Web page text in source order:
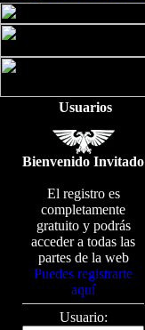
Usuarios
Bienvenido Invitado
El registro es
completamente
gratuito y podrás
acceder a todas las
partes de la web
Puedes registrarte
aquí
Usuario: